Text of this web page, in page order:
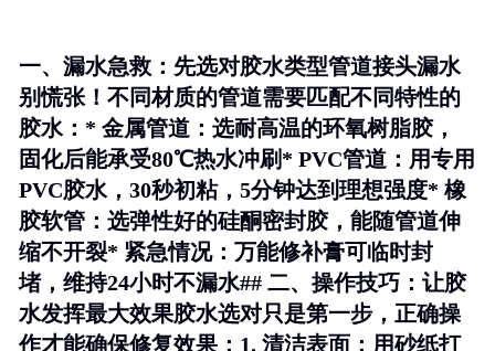
一、漏水急救：先选对胶水类型管道接头漏水
别慌张！不同材质的管道需要匹配不同特性的
胶水：* 金属管道 ：选耐高温的环氧树脂胶，
固化后能承受80℃热水冲刷* PVC管道 ：用专用
PVC胶水，30秒初粘，5分钟达到理想强度* 橡
胶软管 ：选弹性好的硅酮密封胶，能随管道伸
缩不开裂* 紧急情况：万能修补膏可临时封
堵，维持24小时不漏水## 二、操作技巧：让胶
水发挥最大效果胶水选对只是第一步，正确操
作才能确保修复效果：1. 清洁表面 ：用砂纸打